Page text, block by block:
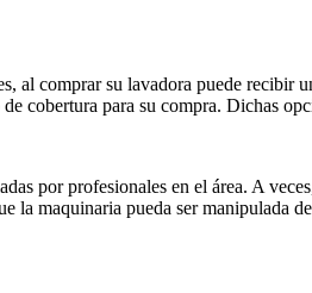
al comprar su lavadora puede
cobertura para su compra. Dichas
por profesionales en el área. A
la maquinaria pueda ser manipulada